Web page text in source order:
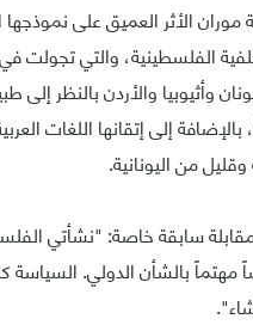
موران الأثر العميق على
الفلسطينية، والتي تجولت
وأثيوبيا والأردن بالنظر إلى
بالإضافة إلى إتقانها اللغات
وقليل من اليونانية.
سابقة خاصة: "نشأتي
بالشأن الدولي. السياسة